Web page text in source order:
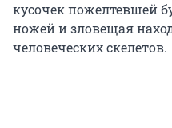
кусочек пожелтевшей
ножей и зловещая
человеческих скелетов.